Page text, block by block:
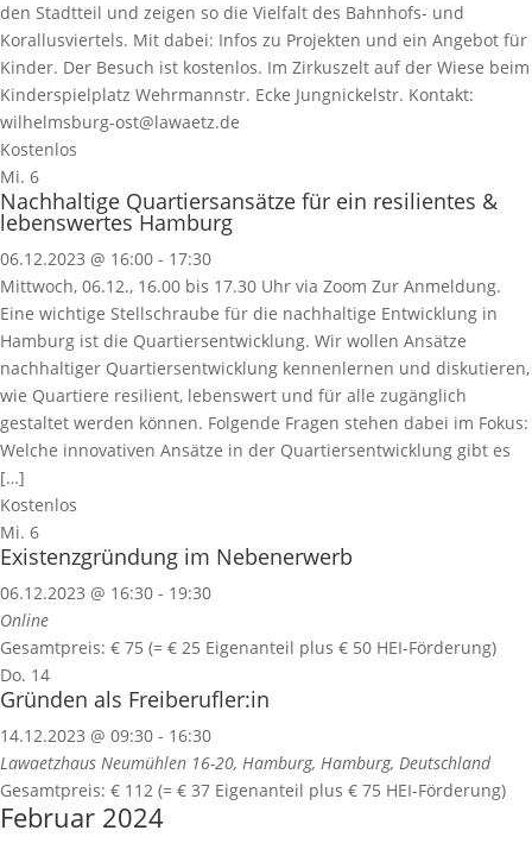
den Stadtteil und zeigen so die Vielfalt des Bahnhofs- und
Korallusviertels. Mit dabei: Infos zu Projekten und ein Angebot für
Kinder. Der Besuch ist kostenlos. Im Zirkuszelt auf der Wiese beim
Kinderspielplatz Wehrmannstr. Ecke Jungnickelstr. Kontakt:
wilhelmsburg-ost@lawaetz.de
Kostenlos
Mi. 6
Nachhaltige Quartiersansätze für ein resilientes &
lebenswertes Hamburg
06.12.2023 @ 16:00 - 17:30
Mittwoch, 06.12., 16.00 bis 17.30 Uhr via Zoom Zur Anmeldung.
Eine wichtige Stellschraube für die nachhaltige Entwicklung in
Hamburg ist die Quartiersentwicklung. Wir wollen Ansätze
nachhaltiger Quartiersentwicklung kennenlernen und diskutieren,
wie Quartiere resilient, lebenswert und für alle zugänglich
gestaltet werden können. Folgende Fragen stehen dabei im Fokus:
Welche innovativen Ansätze in der Quartiersentwicklung gibt es
[…]
Kostenlos
Mi. 6
Existenzgründung im Nebenerwerb
06.12.2023 @ 16:30 - 19:30
Online
Gesamtpreis: € 75 (= € 25 Eigenanteil plus € 50 HEI-Förderung)
Do. 14
Gründen als Freiberufler:in
14.12.2023 @ 09:30 - 16:30
Lawaetzhaus Neumühlen 16-20, Hamburg, Hamburg, Deutschland
Gesamtpreis: € 112 (= € 37 Eigenanteil plus € 75 HEI-Förderung)
Februar 2024